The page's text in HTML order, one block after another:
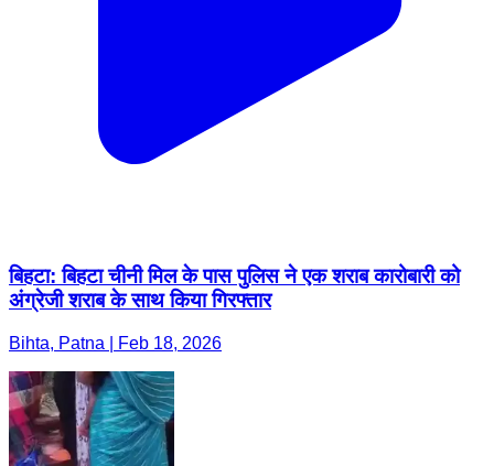
बिहटा: बिहटा चीनी मिल के पास पुलिस ने एक शराब कारोबारी को
अंग्रेजी शराब के साथ किया गिरफ्तार
Bihta, Patna | Feb 18, 2026